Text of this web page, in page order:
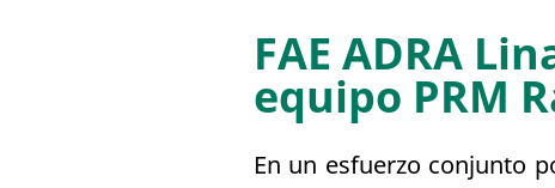
FAE ADRA
equipo PRM
En un esfuerzo conjunto